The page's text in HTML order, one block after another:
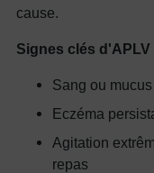
cause.
Signes clés
Sang ou
Eczéma
Agitation
repas